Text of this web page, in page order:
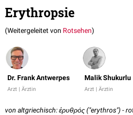
Erythropsie
(Weitergeleitet von Rotsehen)
Dr. Frank Antwerpes
Arzt | Ärztin
Malik Shukurlu
Arzt | Ärztin
von altgriechisch: ἐρυθρός ("erythros") -